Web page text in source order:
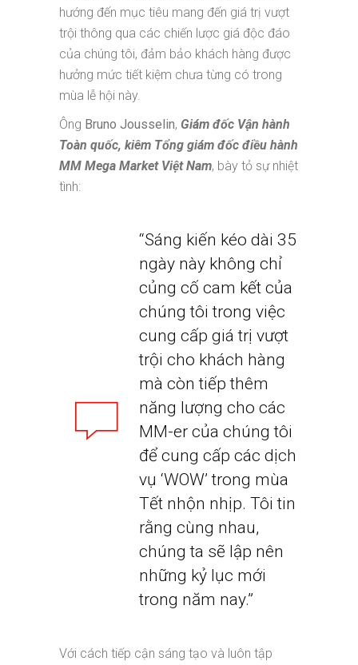
hướng đến mục tiêu mang đến giá trị vượt
trội thông qua các chiến lược giá độc đáo
của chúng tôi, đảm bảo khách hàng được
hưởng mức tiết kiệm chưa từng có trong
mùa lễ hội này.
Ông Bruno Jousselin, Giám đốc Vận hành
Toàn quốc, kiêm Tổng giám đốc điều hành
MM Mega Market Việt Nam, bày tỏ sự nhiệt
tình:
“Sáng kiến ​​kéo dài 35
ngày này không chỉ
củng cố cam kết của
chúng tôi trong việc
cung cấp giá trị vượt
trội cho khách hàng
mà còn tiếp thêm
năng lượng cho các
MM-er của chúng tôi
để cung cấp các dịch
vụ ‘WOW’ trong mùa
Tết nhộn nhịp. Tôi tin
rằng cùng nhau,
chúng ta sẽ lập nên
những kỷ lục mới
trong năm nay.”
Với cách tiếp cận sáng tạo và luôn tập